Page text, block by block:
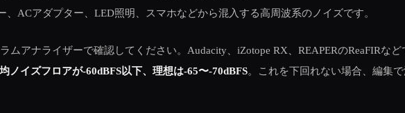
、ACアダプター、LED照明、スマホなどから混入する高周波系のノイズです。
ムアナライザーで確認してください。Audacity、iZotope RX、REAPERのReaFIRなど
ノイズフロアが-60dBFS以下、理想は-65〜-70dBFS。これを下回れない場合、編集